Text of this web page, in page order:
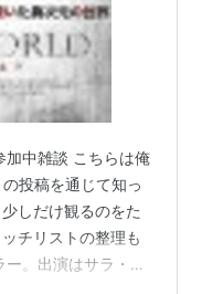
望の街（2012）＜
） 出演
未＞ 出演
＜未＞ 出演
加中雑談 こちらは俺
投稿を通じて知っ
しだけ観るのをた
チリストの整理も
。出演はサラ・パ